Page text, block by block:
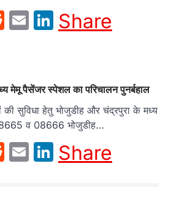
Reddit
EmailLinkedIn
Share
मेमू पैसेंजर स्पेशल का परिचालन पुनर्बहाल
की सुविधा हेतु भोजुडीह और चंद्रपुरा के मध्य
व 08666 भोजुडीह…
Reddit
EmailLinkedIn
Share